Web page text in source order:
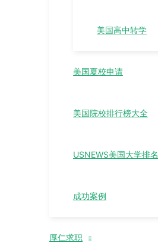
美国高中转学
美国夏校申请
美国院校排行榜大全
USNEWS美国大学排名
成功案例
厚仁求职